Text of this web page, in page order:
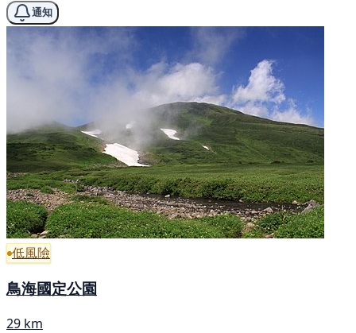
通知
低風險
鳥海國定公園
29 km